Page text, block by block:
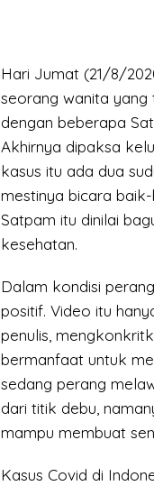
Hari Jumat (21/8/
seorang wanita
dengan beberapa
Akhirnya dipaksa
kasus itu ada dua
mestinya bicara
Satpam itu dinilai
kesehatan.
Dalam kondisi
positif. Video itu
penulis,
bermanfaat untuk
sedang perang
dari titik debu,
mampu membuat
Kasus Covid di